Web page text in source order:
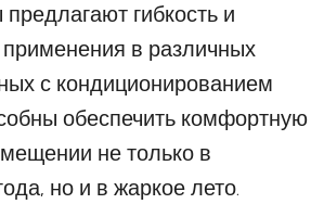
гибкость и
в различных
с кондиционированием
обеспечить комфортную
не только в
но и в жаркое лето.